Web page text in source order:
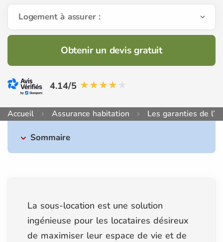
Logement à assurer :
Obtenir un devis gratuit
4.14/5
Accueil Assurance habitation Les garanties de
Sommaire
La sous-location est une solution
ingénieuse pour les locataires désireux
de maximiser leur espace de vie et de